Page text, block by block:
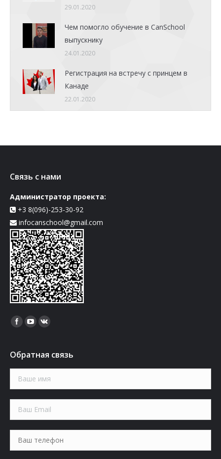
29.01.2020
Чем помогло обучение в CanSchool
выпускнику
24.01.2020
Регистрация на встречу с принцем в
Канаде
22.01.2020
Связь с нами
Администратор проекта:
+3 8(096)-253-30-92
infocanschool@gmail.com
Найдите нас:
Обратная связь